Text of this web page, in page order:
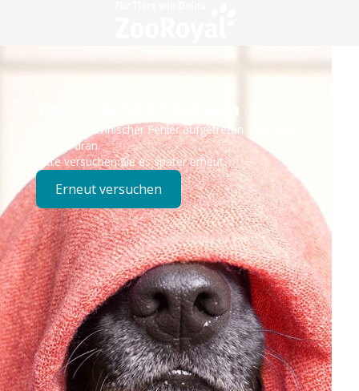
Technisches Problem
Es ist ein technischer Fehler aufgetreten – wir sind
bereits dran.
Bitte versuchen Sie es später erneut.
Erneut versuchen